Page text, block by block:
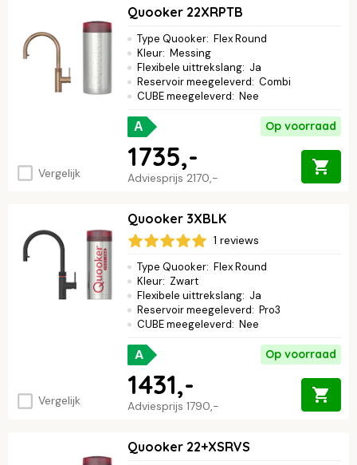
Vergelijk
Quooker 22XRPTB
Type Quooker: Flex Round
Kleur: Messing
Flexibele uittrekslang: Ja
Reservoir meegeleverd: Combi
CUBE meegeleverd: Nee
A Op voorraad
Adviesprijs 2170,-
1735,-
Vergelijk
Quooker 3XBLK
1 reviews
Type Quooker: Flex Round
Kleur: Zwart
Flexibele uittrekslang: Ja
Reservoir meegeleverd: Pro3
CUBE meegeleverd: Nee
A Op voorraad
Adviesprijs 1790,-
1431,-
Quooker 22+XSRVS